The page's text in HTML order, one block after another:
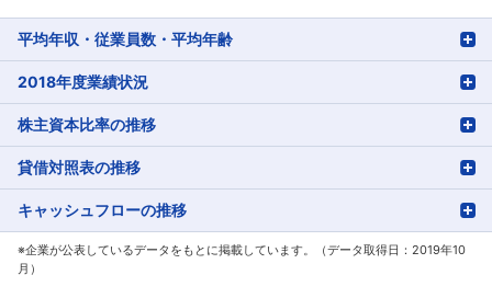
平均年収・従業員数・平均年齢
2018年度業績状況
株主資本比率の推移
貸借対照表の推移
キャッシュフローの推移
※企業が公表しているデータをもとに掲載しています。（データ取得日：2019年10
月）